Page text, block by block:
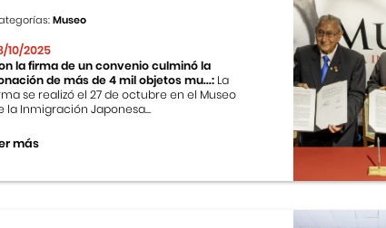
Museo
10/2025
la firma de un convenio culminó la
de más de 4 mil objetos mu...: La
se realizó el 27 de octubre en el Museo
la Inmigración Japonesa...
más